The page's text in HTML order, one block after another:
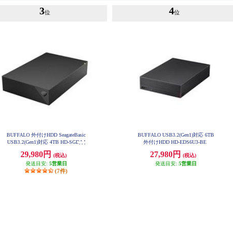
3位
BUFFALO 外付けHDD SeagateBasic
USB3.2(Gen1)対応 4TB HD-SGDA4
29,980円
(税込)
発送目安: 5営業日
(7件)
4位
BUFFALO USB3.2(Gen1)対応 6TB
外付けHDD HD-EDS6U3-BE
27,980円
(税込)
発送目安: 5営業日